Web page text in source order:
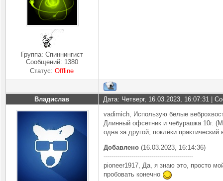
Группа: Спиннингист
Сообщений: 1380
Статус:Offline
Владислав Дата: Четверг, 16.03.2023, 16:07:31 |
vadimich, Использую белые
Длинный офсетник и чебурашка 10г.
одна за другой, поклёки
Добавлено (16.03.2023, 16:14:36)
---------------------------------------------
pioneer1917, Да, я знаю это, просто
пробовать конечно